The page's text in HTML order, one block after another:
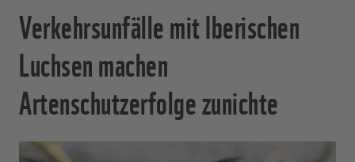
Verkehrsunfälle mit Iberischen
Luchsen machen
Artenschutzerfolge zunichte